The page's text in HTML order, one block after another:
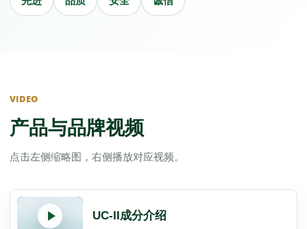
VIDEO
产品与品牌视频
点击左侧缩略图，右侧播放对应视频。
UC-II成分介绍